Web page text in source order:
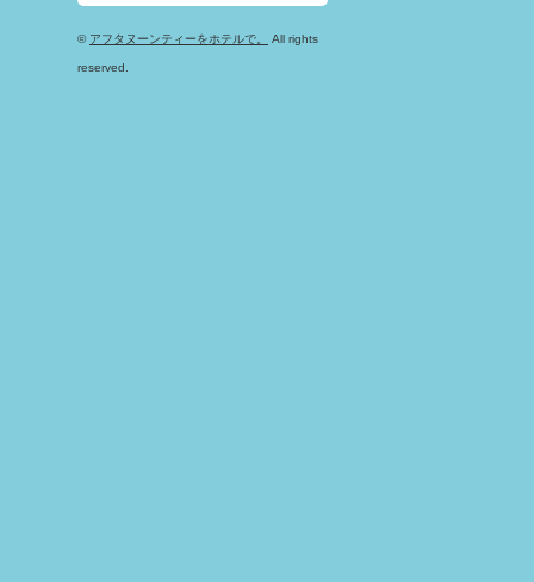
© アフタヌーンティーをホテルで。 All rights
reserved.